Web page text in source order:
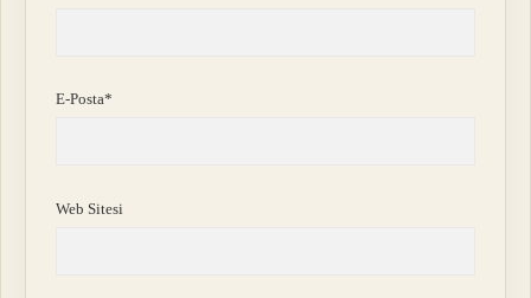
E-Posta*
Web Sitesi